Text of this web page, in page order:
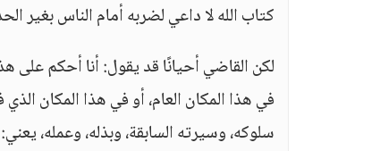
كتاب الله لا داعي لضربه أمام الناس بغير
لكن القاضي أحيانًا قد يقول: أنا أحكم على
في هذا المكان العام، أو في هذا المكان
سلوكه، وسيرته السابقة، وبذله، وعمله،